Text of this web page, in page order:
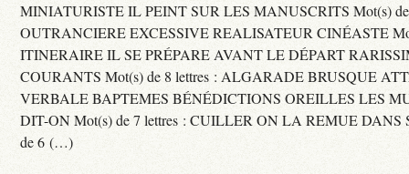
MINIATURISTE IL PEINT SUR LES MANUSCRITS Mot(s) de
OUTRANCIERE EXCESSIVE REALISATEUR CINÉASTE
ITINERAIRE IL SE PRÉPARE AVANT LE DÉPART
COURANTS Mot(s) de 8 lettres : ALGARADE BRUSQUE
VERBALE BAPTEMES BÉNÉDICTIONS OREILLES LES
DIT-ON Mot(s) de 7 lettres : CUILLER ON LA REMUE DANS
de 6 (…)